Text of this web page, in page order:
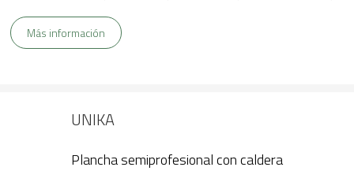
Más información
UNIKA
Plancha semiprofesional con caldera